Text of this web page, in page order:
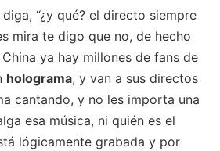
“¿y qué? el directo siempre
mira te digo que no, de hecho
ya hay millones de fans de
holograma, y van a sus directos
cantando, y no les importa una
esa música, ni quién es el
lógicamente grabada y por